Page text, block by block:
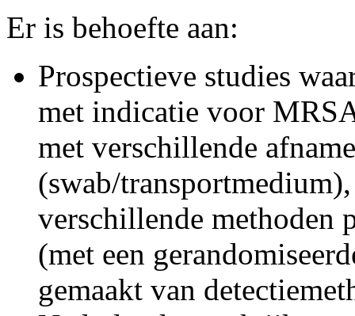
Er is behoefte aan:
Prospectieve studies
met indicatie voor
met verschillende
(swab/
verschillende methoden
(met een
gemaakt van